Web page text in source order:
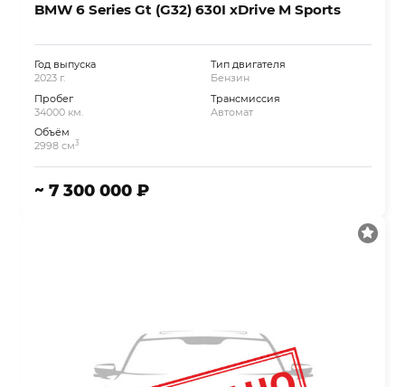
BMW 6 Series Gt (G32) 630I xDrive M Sports
Год выпуска
2023 г.
Пробег
34000 км.
Объём
2998 см3
Тип двигателя
Бензин
Трансмиссия
Автомат
~ 7 300 000 ₽